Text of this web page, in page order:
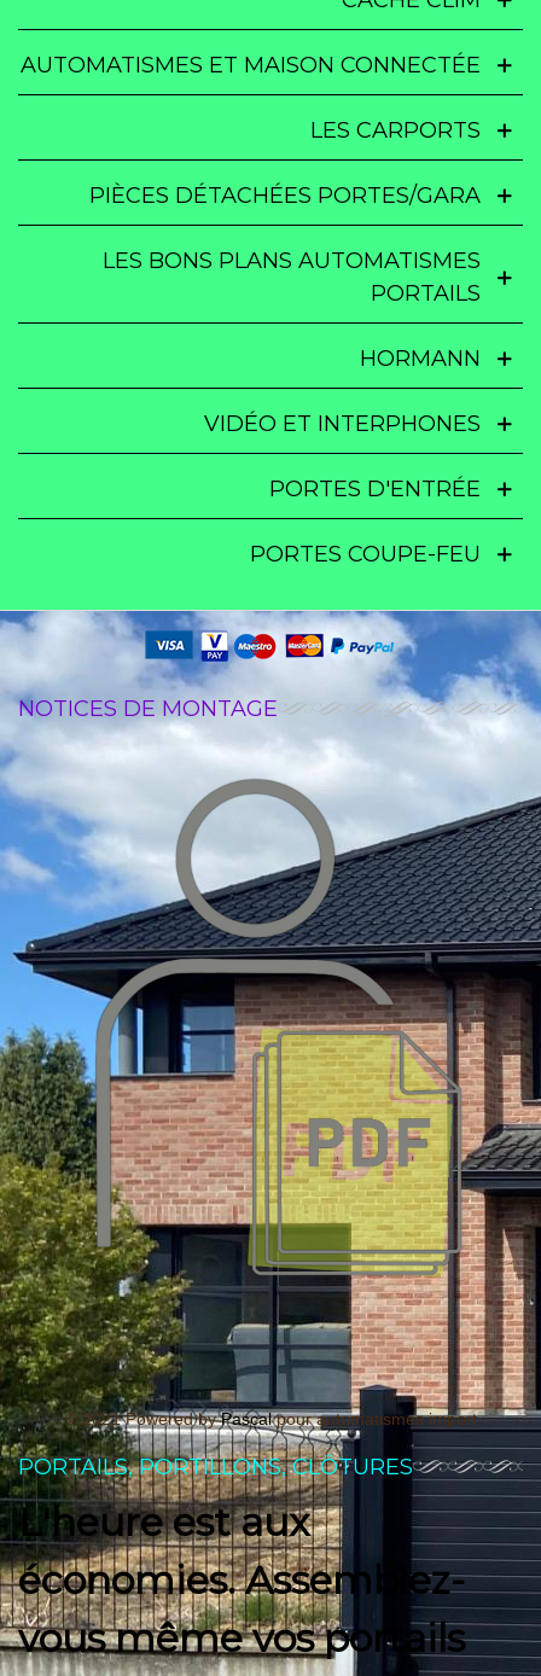
AUTOMATISMES ET MAISON CONNECTÉE
LES CARPORTS
PIÈCES DÉTACHÉES PORTES/GARA
LES BONS PLANS AUTOMATISMES
PORTAILS
HORMANN
VIDÉO ET INTERPHONES
PORTES D'ENTRÉE
PORTES COUPE-FEU
NOTICES DE MONTAGE
© 2021 Powered byPascalpour automatismes import
PORTAILS, PORTILLONS, CLÔTURES
L'heure est aux
économies. Assemblez-
vous même vos portails